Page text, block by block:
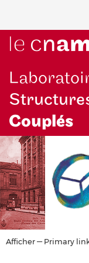
principal
Couplés
Primary
Afficher — Primary